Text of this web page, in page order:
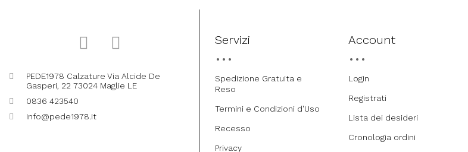
PEDE1978 Calzature Via Alcide De
Gasperi, 22 73024 Maglie LE
0836 423540
info@pede1978.it
Servizi
Spedizione Gratuita e
Reso
Termini e Condizioni d'Uso
Recesso
Privacy
Account
Login
Registrati
Lista dei desideri
Cronologia ordini